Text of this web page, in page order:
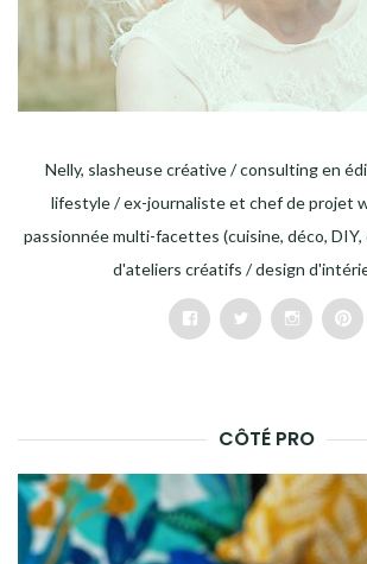
Nelly, slasheuse créative / consulting en
lifestyle / ex-journaliste et chef de projet
passionnée multi-facettes (cuisine, déco,
d'ateliers créatifs / design
FacebookTwitterInstagram
CÔTÉ PRO